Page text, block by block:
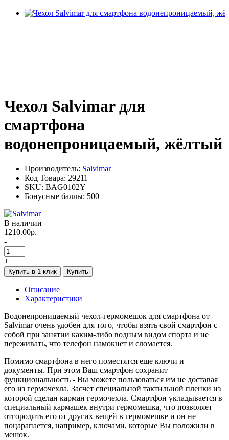
Чехол Salvimar для
смартфона
водонепроницаемый, жёлтый
Производитель: Salvimar
Код Товара: 29211
SKU: BAG0102Y
Бонусные баллы: 500
В наличии
1210.00р.
-
+
Купить в 1 клик Купить
Описание
Характеристики
Водонепроницаемый чехол-гермомешок для смартфона от
Salvimar очень удобен для того, чтобы взять свой смартфон с
собой при занятии каким-либо водным видом спорта и не
переживать, что телефон намокнет и сломается.
Помимо смартфона в него поместятся еще ключи и
документы. При этом Ваш смартфон сохранит
функциональность - Вы можете пользоваться им не доставая
его из гермочехла. Засчет специальной тактильной пленки из
которой сделан карман гермочехла. Смартфон укладывается в
специальный кармашек внутри гермомешка, что позволяет
отгородить его от других вещей в гермомешке и он не
поцарапается, например, ключами, которые Вы положили в
мешок.